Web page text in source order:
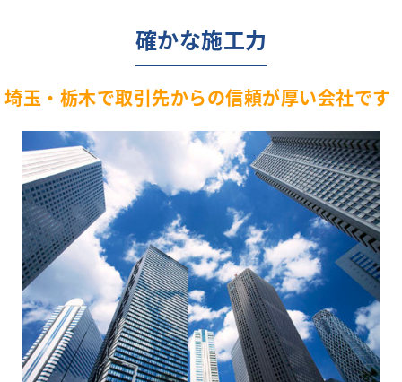
確かな施工力
埼玉・栃木で取引先からの信頼が厚い会社です